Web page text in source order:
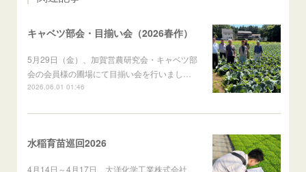
キャベツ部会・目揃い会（2026春作）
5月29日（金）、加賀営農研究会・キャベツ部
会の会員様の圃場にて目揃い会を行いまし…
2026.06.01 01:46
水稲育苗巡回2026
4月14日～4月17日、大洋化学工業株式会社